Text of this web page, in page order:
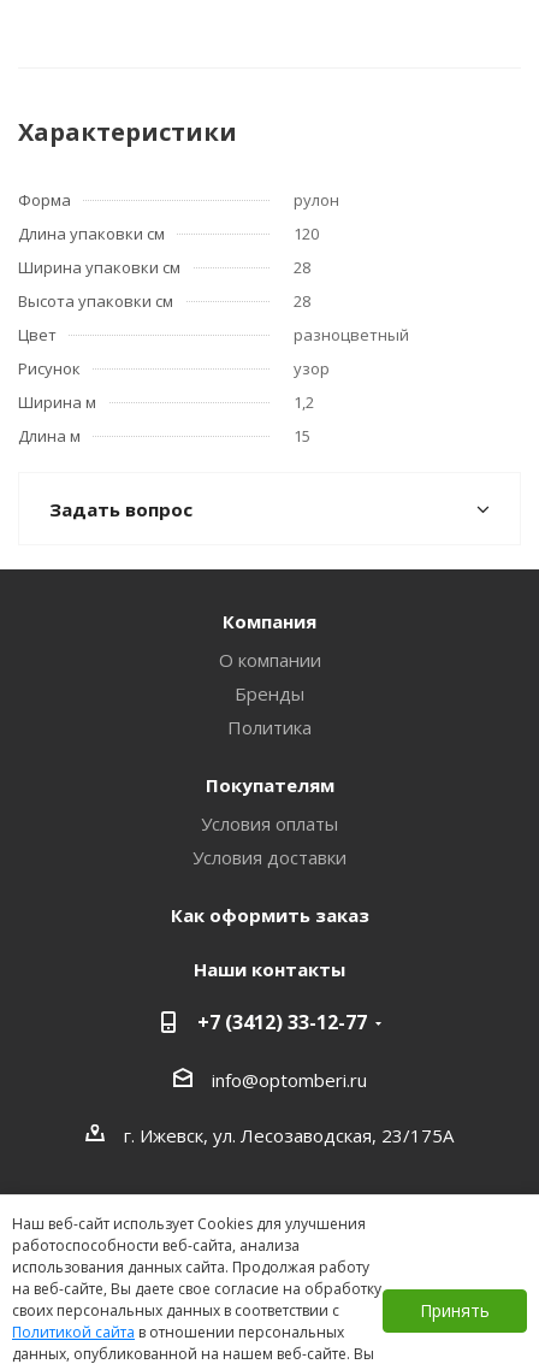
Характеристики
Форма
рулон
Длина упаковки см
120
Ширина упаковки см
28
Высота упаковки см
28
Цвет
разноцветный
Рисунок
узор
Ширина м
1,2
Длина м
15
Задать вопрос
Наш веб-сайт использует Cookies для улучшения
работоспособности веб-сайта, анализа
использования данных сайта. Продолжая работу
на веб-сайте, Вы даете свое согласие на обработку
своих персональных данных в соответствии с
Политикой сайта в отношении персональных
данных, опубликованной на нашем веб-сайте. Вы
Принять
Компания
О компании
Бренды
Политика
Покупателям
Условия оплаты
Условия доставки
Как оформить заказ
Наши контакты
+7 (3412) 33-12-77
info@optomberi.ru
г. Ижевск, ул. Лесозаводская, 23/175А
2026 ©